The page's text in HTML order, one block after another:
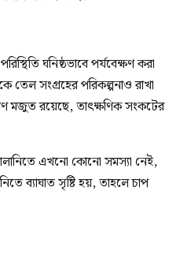
ঘনিষ্ঠভাবে পর্যবেক্ষণ করা
তেল সংগ্রহের পরিকল্পনাও রাখা
মজুত রয়েছে, তাৎক্ষণিক সংকটের
এখনো কোনো সমস্যা নেই,
ব্যাঘাত সৃষ্টি হয়, তাহলে চাপ